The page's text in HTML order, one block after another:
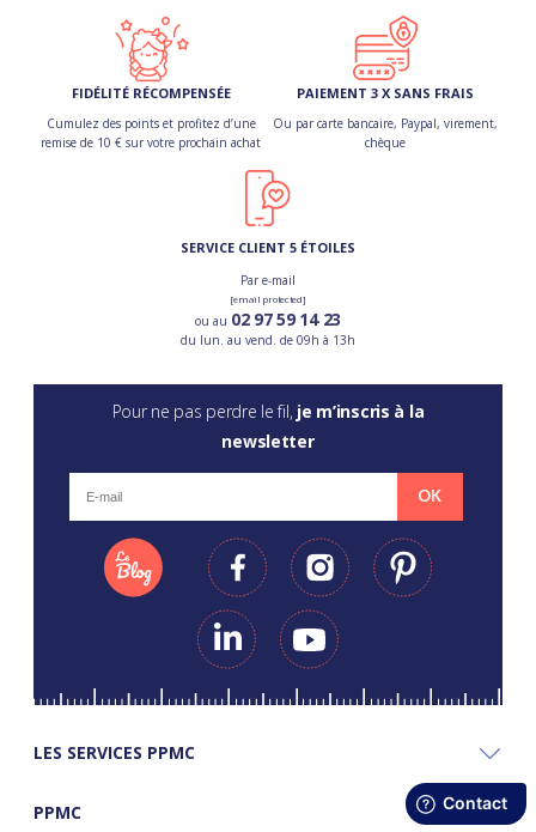
FIDÉLITÉ RÉCOMPENSÉE
Cumulez des points et profitez d’une
remise de 10 € sur votre prochain achat
PAIEMENT 3 X SANS FRAIS
Ou par carte bancaire, Paypal, virement,
chèque
SERVICE CLIENT 5 ÉTOILES
Par e-mail
[email protected]
ou au 02 97 59 14 23
du lun. au vend. de 09h à 13h
Pour ne pas perdre le fil, je m’inscris à la
newsletter
OK
LES SERVICES PPMC
PPMC